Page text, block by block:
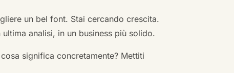
un bel font. Stai cercando crescita.
analisi, in un business più solido.
significa concretamente? Mettiti